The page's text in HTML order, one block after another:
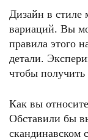
Дизайн в стиле
вариаций. Вы
правила этого
детали.
чтобы
Как вы
Обставили бы
скандинавском